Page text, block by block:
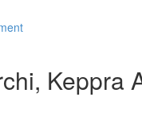
Keppra